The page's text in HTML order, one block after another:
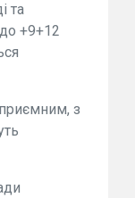
та
+9+12
з